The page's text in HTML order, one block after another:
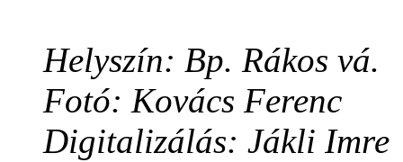
Helyszín: Bp. Rákos vá.
Fotó: Kovács Ferenc
Digitalizálás: Jákli Imre